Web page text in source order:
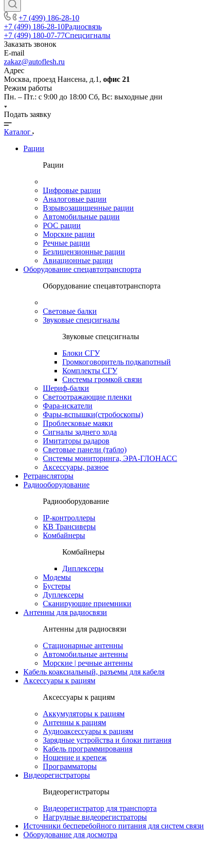
+7 (499) 186-28-10
+7 (499) 186-28-10Радиосвязь
+7 (499) 180-07-77Спецсигналы
Заказать звонок
E-mail
zakaz@autoflesh.ru
Адрес
Москва, проезд Нансена, д.1, офис 21
Режим работы
Пн. – Пт.: с 9:00 до 18:00 Cб, Вс: выходные дни
Подать заявку
Каталог
Рации
Рации
Цифровые рации
Аналоговые рации
Взрывозащищенные рации
Автомобильные рации
POC рации
Морские рации
Речные рации
Безлицензионные рации
Авиационные рации
Оборудование спецавтотранспорта
Оборудование спецавтотранспорта
Световые балки
Звуковые спецсигналы
Звуковые спецсигналы
Блоки СГУ
Громкоговоритель подкапотный
Комплекты СГУ
Системы громкой связи
Шериф-балки
Светоотражающие пленки
Фара-искатели
Фары-вспышки(стробоскопы)
Проблесковые маяки
Сигналы заднего хода
Имитаторы радаров
Световые панели (табло)
Системы мониторинга, ЭРА-ГЛОНАСС
Аксессуары, разное
Ретрансляторы
Радиооборудование
Радиооборудование
IP-контроллеры
КВ Трансиверы
Комбайнеры
Комбайнеры
Диплексеры
Модемы
Бустеры
Дуплексеры
Сканирующие приемники
Антенны для радиосвязи
Антенны для радиосвязи
Стационарные антенны
Автомобильные антенны
Морские | речные антенны
Кабель коаксиальный, разъемы для кабеля
Аксессуары к рациям
Аксессуары к рациям
Аккумуляторы к рациям
Антенны к рациям
Аудиоаксессуары к рациям
Зарядные устройства и блоки питания
Кабель программирования
Ношение и крепеж
Программаторы
Видеорегистраторы
Видеорегистраторы
Видеорегистратор для транспорта
Нагрудные видеорегистраторы
Источники бесперебойного питания для систем связи
Оборудование для досмотра